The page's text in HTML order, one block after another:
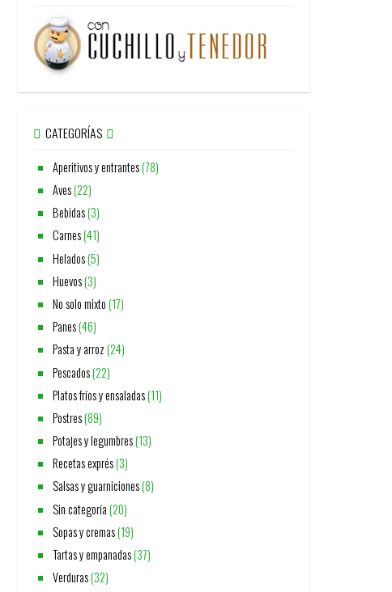
CATEGORÍAS
Aperitivos y entrantes(78)
Aves(22)
Bebidas(3)
Carnes(41)
Helados(5)
Huevos(3)
No solo mixto(17)
Panes(46)
Pasta y arroz(24)
Pescados(22)
Platos fríos y ensaladas(11)
Postres(89)
Potajes y legumbres(13)
Recetas exprés(3)
Salsas y guarniciones(8)
Sin categoría(20)
Sopas y cremas(19)
Tartas y empanadas(37)
Verduras(32)